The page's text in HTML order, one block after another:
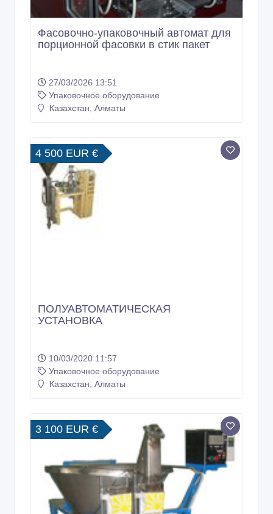
Фасовочно-упаковочный автомат для
порционной фасовки в стик пакет
27/03/2026 13:51
Упаковочное оборудование
Казахстан, Алматы
4 500 EUR €
ПОЛУАВТОМАТИЧЕСКАЯ
УСТАНОВКА
10/03/2020 11:57
Упаковочное оборудование
Казахстан, Алматы
3 100 EUR €